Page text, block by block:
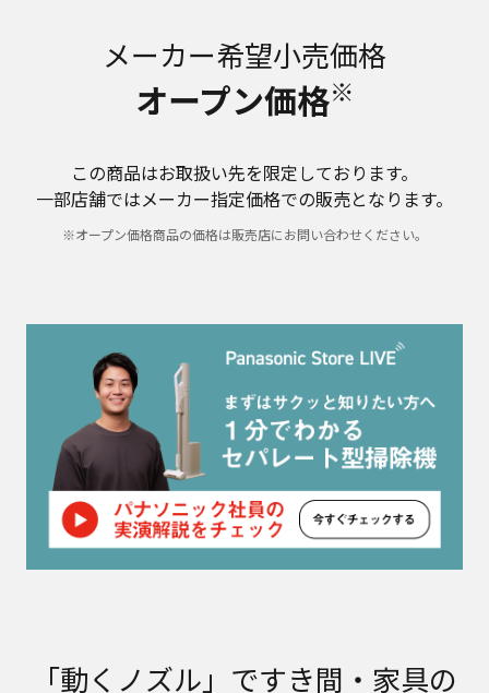
メーカー希望小売価格
オープン価格※
この商品はお取扱い先を限定しております。
一部店舗ではメーカー指定価格での販売となります。
※オープン価格商品の価格は販売店にお問い合わせください。
「動くノズル」ですき間・家具の